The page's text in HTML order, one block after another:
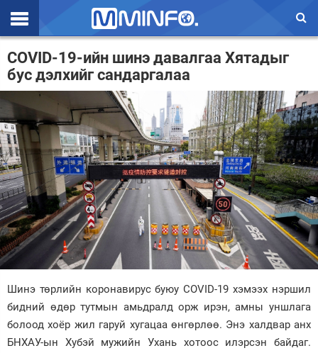
Эхлэл
Цаг агаар
Валют ханш
Улс төр
Эдийн засаг
Үзэл бодол
Спорт
Нийгэм
Энтертайнмэнт
Зурхай
COVID-19-ийн шинэ давалгаа Хятадыг
бус дэлхийг сандаргалаа
Шинэ төрлийн коронавирус буюу COVID-19 хэмээх нэршил
бидний өдөр тутмын амьдралд орж ирэн, амны уншлага
болоод хоёр жил гаруй хугацаа өнгөрлөө. Энэ халдвар анх
БНХАУ-ын Хубэй мужийн Ухань хотоос илэрсэн байдаг.